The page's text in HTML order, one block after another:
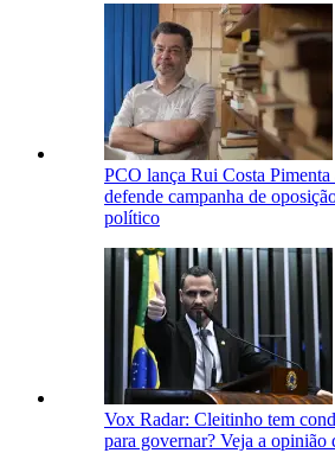
PCO lança Rui Costa Pimenta
defende campanha de
político
Vox Radar: Cleitinho tem
para governar? Veja a opinião